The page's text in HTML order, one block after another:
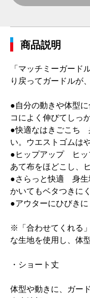
商品説明
「マッチミーガード
り戻ってガードルが
●自分の動きや体型
コによく伸びてしっ
●快適なはきごこち
い。ウエストゴムは
●ヒップアップ ヒッ
あて布をほどこし、
●さらっと快適 身生
かいてもベタつきに
●アウターにひびき
※「合わせてくれる
な生地を使用し、体
・ショート丈
体型や動きに、ガー